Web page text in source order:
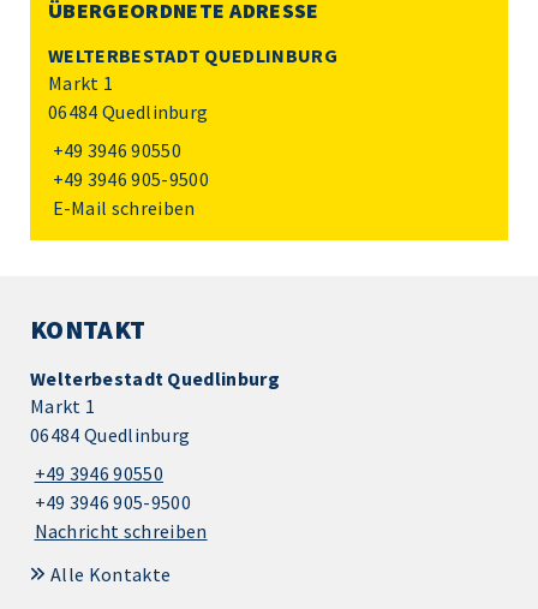
ÜBERGEORDNETE ADRESSE
WELTERBESTADT QUEDLINBURG
Markt 1
06484 Quedlinburg
+49 3946 90550
+49 3946 905-9500
E-Mail schreiben
KONTAKT
Welterbestadt Quedlinburg
Markt 1
06484 Quedlinburg
+49 3946 90550
+49 3946 905-9500
Nachricht schreiben
Alle Kontakte